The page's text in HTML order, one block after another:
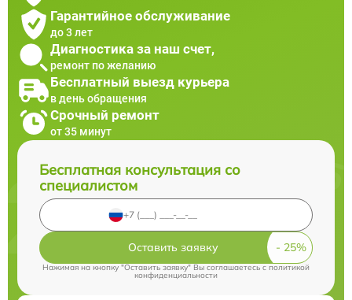
Гарантийное обслуживание
до 3 лет
Диагностика за наш счет,
ремонт по желанию
Бесплатный выезд курьера
в день обращения
Срочный ремонт
от 35 минут
Бесплатная консультация со
специалистом
Оставить заявку
Нажимая на кнопку "Оставить заявку" Вы соглашаетесь cполитикой
конфиденциальности